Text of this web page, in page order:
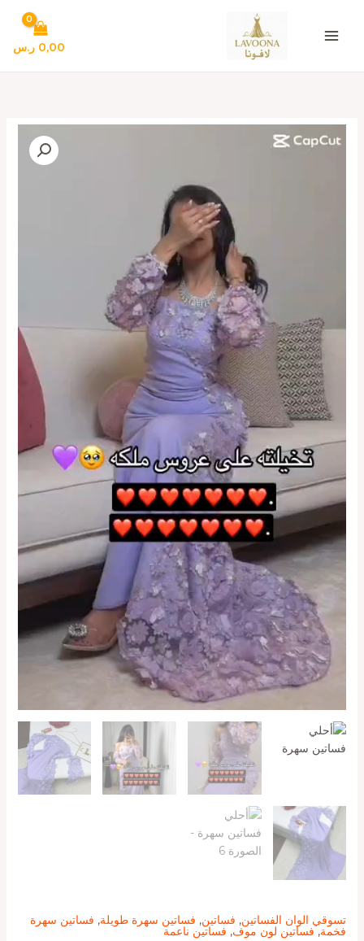
المحتوى
0,00 ر.س
تسوقي الوان الفساتين, فساتين, فساتين سهرة طويلة, فساتين سهرة
فخمة,فساتين لون موف, فساتين ناعمة